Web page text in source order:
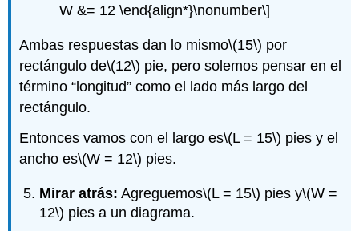
W &= 12 \end{align*}\nonumber\]
Ambas respuestas dan lo mismo\(15\) por
rectángulo de\(12\) pie, pero solemos pensar en el
término “longitud” como el lado más largo del
rectángulo.
Entonces vamos con el largo es\(L = 15\) pies y el
ancho es\(W = 12\) pies.
Mirar atrás: Agreguemos\(L = 15\) pies y\(W =
12\) pies a un diagrama.